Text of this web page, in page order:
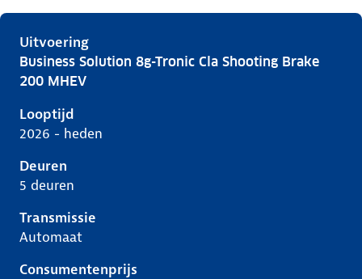
Uitvoering
Mercedes Cla-Klasse iii-x174, cla shooting brake 200
Business Solution 8g-Tronic Cla Shooting Brake
200 MHEV
Looptijd
2026 - heden
Deuren
5 deuren
Transmissie
Automaat
Consumentenprijs